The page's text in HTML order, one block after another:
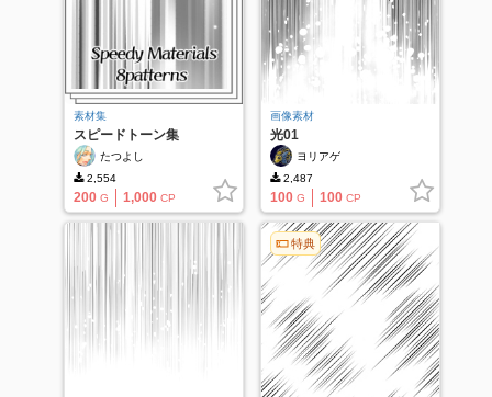
素材集
スピードトーン集
たつよし
2,554
200 G 1,000 CP
画像素材
光01
ヨリアゲ
2,487
100 G 100 CP
特典